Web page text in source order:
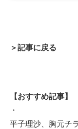
＞記事に戻る
【おすすめ記事】
・
平子理沙、胸元チ